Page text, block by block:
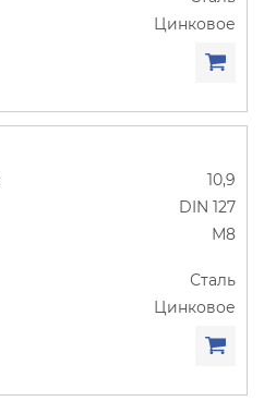
Цинковое
10,9
DIN 127
М8
Сталь
Цинковое